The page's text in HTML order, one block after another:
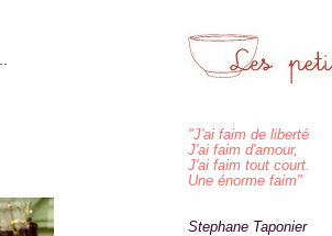
"J'ai faim de liberté
J'ai faim d'amour,
J'ai faim tout court.
Une énorme faim"
Stephane Taponier